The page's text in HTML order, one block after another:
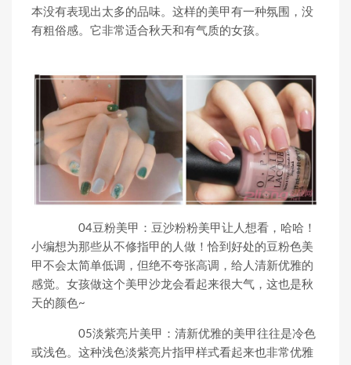
本没有表现出太多的品味。这样的美甲有一种氛围，没
有粗俗感。它非常适合秋天和有气质的女孩。
04豆粉美甲：豆沙粉粉美甲让人想看，哈哈！
小编想为那些从不修指甲的人做！恰到好处的豆粉色美
甲不会太简单低调，但绝不夸张高调，给人清新优雅的
感觉。女孩做这个美甲沙龙会看起来很大气，这也是秋
天的颜色~
05淡紫亮片美甲：清新优雅的美甲往往是冷色
或浅色。这种浅色淡紫亮片指甲样式看起来也非常优雅